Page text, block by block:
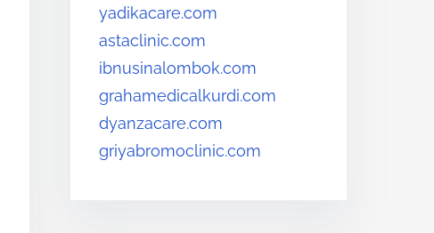
yadikacare.com
astaclinic.com
ibnusinalombok.com
grahamedicalkurdi.com
dyanzacare.com
griyabromoclinic.com